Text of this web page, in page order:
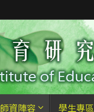
師資陣容 學生專區